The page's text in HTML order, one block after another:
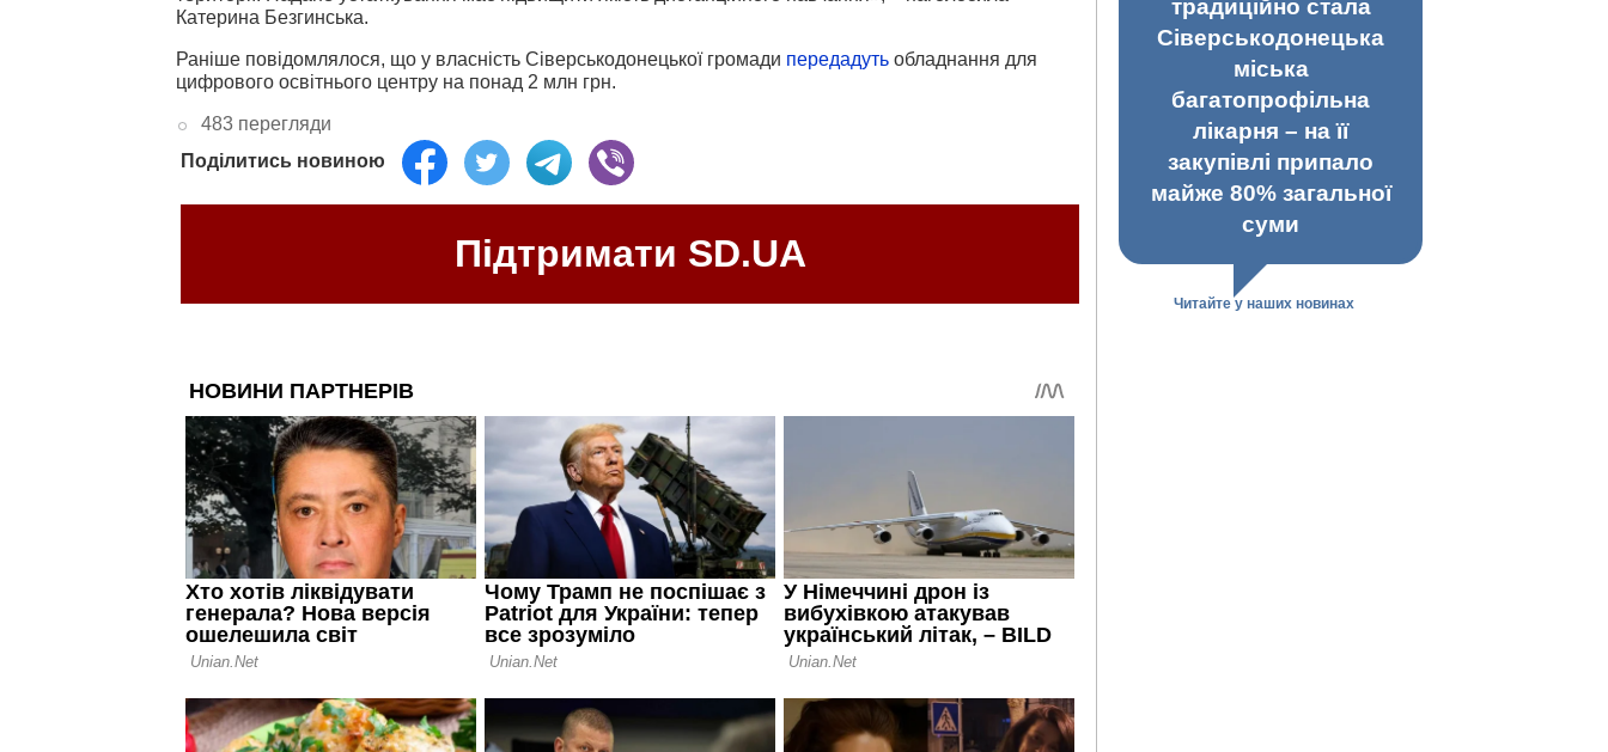
Катерина Безгинська.
Раніше повідомлялося, що у власність Сіверськодонецької громади передадуть обладнання для
цифрового освітнього центру на понад 2 млн грн.
483 перегляди
Поділитись новиною
Підтримати SD.UA
традиційно стала
Сіверськодонецька
міська
багатопрофільна
лікарня – на її
закупівлі припало
майже 80% загальної
суми
Читайте у наших новинах